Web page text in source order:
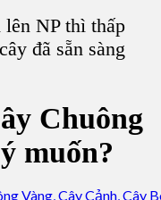
NP thì thấp
đã sẵn sàng
ây Chuông
muốn?